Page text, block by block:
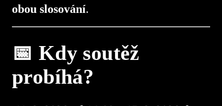
obou slosování.
📅 Kdy soutěž
probíhá?